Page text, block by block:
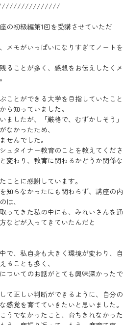
の初級編第1回を受講させていただ
メモがいっぱいになりすぎてノートを
ることが多く、感想をお伝えしたくメ
ことができる大学を目指していたこと
ら知っていました。
ましたが、「厳格で、むずかしそう」
なかったため、
せんでした。
ュタイナー教育のことを教えてくださ
変わり、教育に関わるかどうか関係な
ことに感謝しています。
知らなかったにも関わらず、講座の内
は、
ってきた私の中にも、みれいさんを通
などが入ってきていたんだと
で、私自身も大きく環境が変わり、自
ることも多く、
ついてのお話がとても興味深かったで
て正しい判断ができるように、自分の
感覚を育てていきたいと思いました。
うでなかったこと、育ちきれなかった